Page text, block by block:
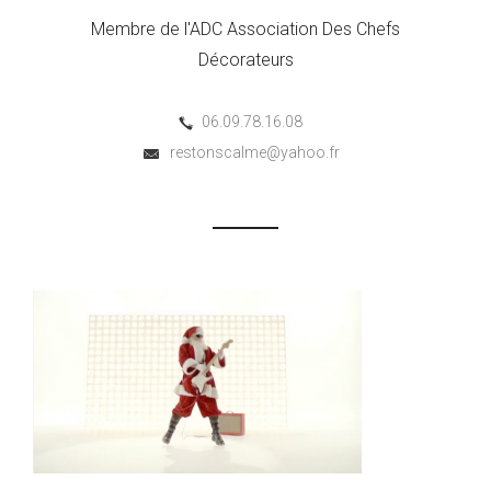
Membre de l'ADC Association Des Chefs
Décorateurs
06.09.78.16.08
restonscalme@yahoo.fr